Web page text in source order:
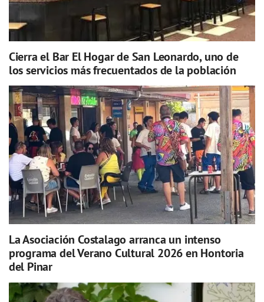
Cierra el Bar El Hogar de San Leonardo, uno de
los servicios más frecuentados de la población
La Asociación Costalago arranca un intenso
programa del Verano Cultural 2026 en Hontoria
del Pinar